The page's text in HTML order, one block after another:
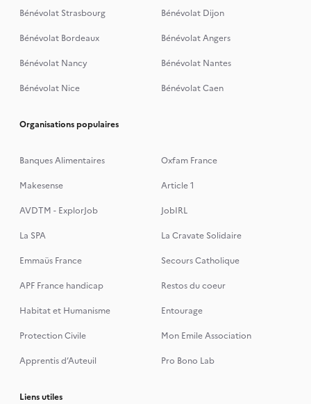
Bénévolat Strasbourg
Bénévolat Dijon
Bénévolat Bordeaux
Bénévolat Angers
Bénévolat Nancy
Bénévolat Nantes
Bénévolat Nice
Bénévolat Caen
Organisations populaires
Banques Alimentaires
Oxfam France
Makesense
Article 1
AVDTM - ExplorJob
JobIRL
La SPA
La Cravate Solidaire
Emmaüs France
Secours Catholique
APF France handicap
Restos du coeur
Habitat et Humanisme
Entourage
Protection Civile
Mon Emile Association
Apprentis d’Auteuil
Pro Bono Lab
Liens utiles